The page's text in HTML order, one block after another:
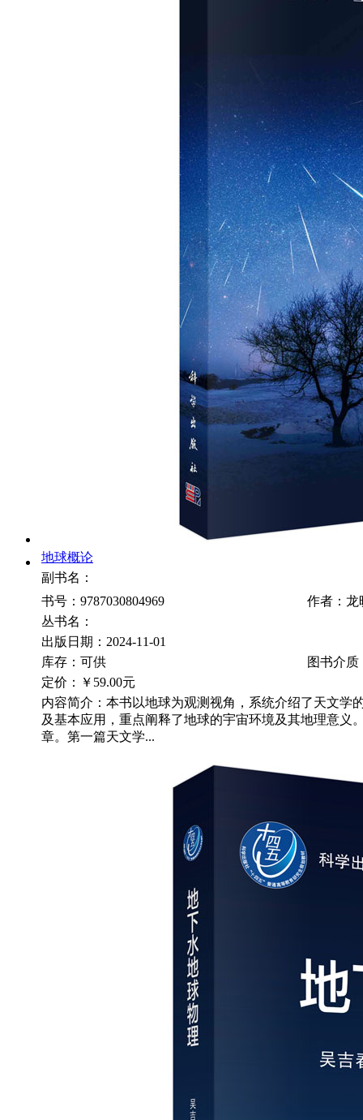
地球概论
副书名：
书号：9787030804969
作者：龙
丛书名：
出版日期：2024-11-01
库存：可供
图书介质
定价：
￥59.00元
内容简介：本书以地球为观测视角，系统介绍了天文学
及基本应用，重点阐释了地球的宇宙环境及其地理意义
章。第一篇天文学...